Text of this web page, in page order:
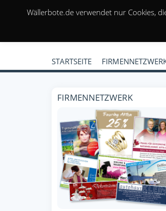
STARTSEITE
FIRMENNETZWERK
Wällerbote.de verwendet nur Cookies,